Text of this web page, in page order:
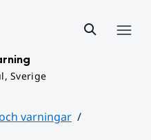
Sverige
varningar